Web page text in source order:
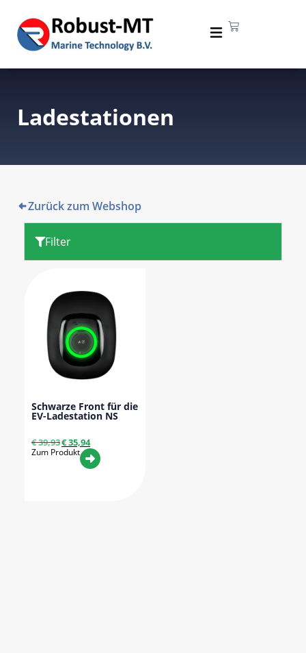
Ladestationen
Zurück zum Webshop
Filter
Schwarze Front für die
EV-Ladestation NS
€39,93€35,94
Zum Produkt